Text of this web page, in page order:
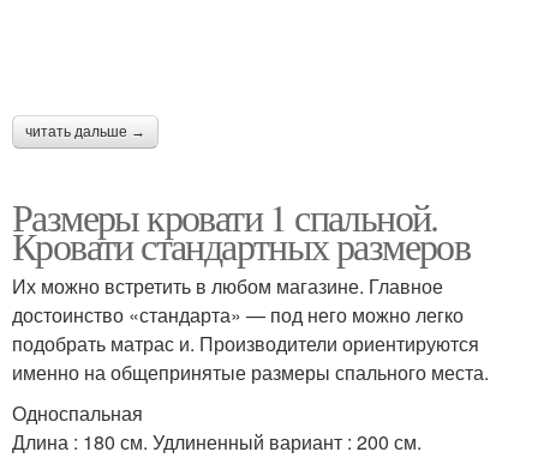
читать дальше →
Размеры кровати 1 спальной.
Кровати стандартных размеров
Их можно встретить в любом магазине. Главное
достоинство «стандарта» — под него можно легко
подобрать матрас и. Производители ориентируются
именно на общепринятые размеры спального места.
Односпальная
Длина : 180 см. Удлиненный вариант : 200 см.